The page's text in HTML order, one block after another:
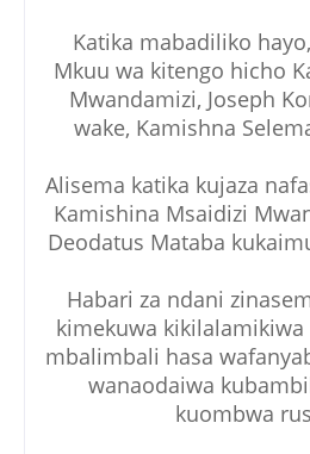
Katika mabadiliko
Mkuu wa kitengo hicho
Mwandamizi, Joseph
wake, Kamishna
Alisema katika kujaza
Kamishina Msaidizi
Deodatus Mataba
Habari za ndani
kimekuwa kikilalamikiwa
mbalimbali hasa
wanaodaiwa
kuombwa